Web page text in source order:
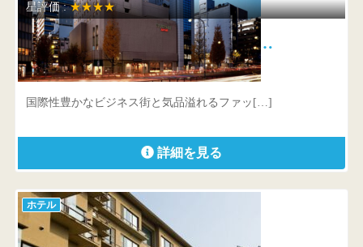
星評価 :★★★★
コートヤード・マリオット 銀座…
東京都 中央区銀座6-14-10
国際性豊かなビジネス街と気品溢れるファッ[…]
詳細を見る
ホテル